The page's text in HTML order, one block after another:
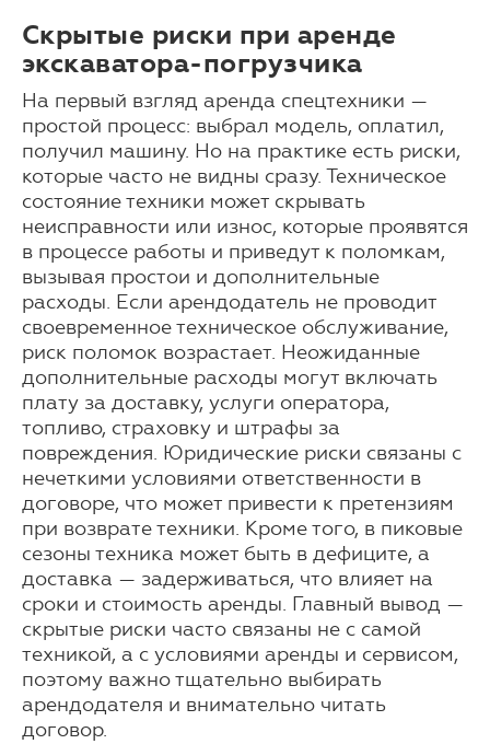
Скрытые риски при аренде
экскаватора-погрузчика
На первый взгляд аренда спецтехники —
простой процесс: выбрал модель, оплатил,
получил машину. Но на практике есть риски,
которые часто не видны сразу. Техническое
состояние техники может скрывать
неисправности или износ, которые проявятся
в процессе работы и приведут к поломкам,
вызывая простои и дополнительные
расходы. Если арендодатель не проводит
своевременное техническое обслуживание,
риск поломок возрастает. Неожиданные
дополнительные расходы могут включать
плату за доставку, услуги оператора,
топливо, страховку и штрафы за
повреждения. Юридические риски связаны с
нечеткими условиями ответственности в
договоре, что может привести к претензиям
при возврате техники. Кроме того, в пиковые
сезоны техника может быть в дефиците, а
доставка — задерживаться, что влияет на
сроки и стоимость аренды. Главный вывод —
скрытые риски часто связаны не с самой
техникой, а с условиями аренды и сервисом,
поэтому важно тщательно выбирать
арендодателя и внимательно читать
договор.